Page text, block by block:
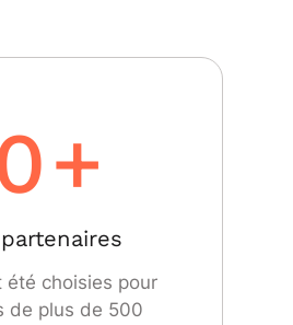
+
été choisies pour
de plus de 500